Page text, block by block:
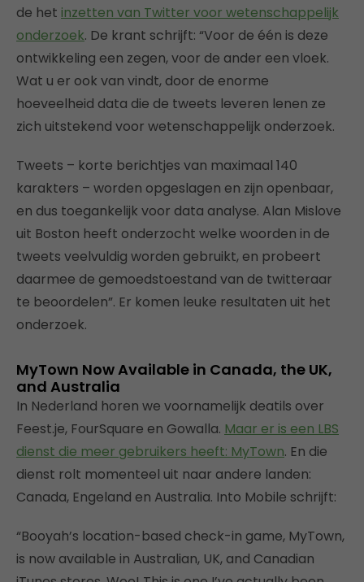
de het inzetten van Twitter voor wetenschappelijk
onderzoek. De krant schrijft: “Voor de één is deze
ontwikkeling een zegen, voor de ander een vloek.
Wat u er ook van vindt, door de enorme
hoeveelheid data die de tweets leveren lenen ze
zich uitstekend voor wetenschappelijk onderzoek.
Tweets – korte berichtjes van maximaal 140
karakters – worden opgeslagen en zijn openbaar,
en dus toegankelijk voor data analyse. Alan Mislove
uit Boston heeft onderzocht welke woorden in de
tweets veelvuldig worden gebruikt, en probeert
daarmee de gemoedstoestand van de twitteraar
te beoordelen”. Er komen leuke resultaten uit het
onderzoek.
MyTown Now Available in Canada, the UK,
and Australia
In Nederland horen we voornamelijk deatils over
Feest.je, FourSquare en Gowalla. Maar er is een LBS
dienst die meer gebruikers heeft: MyTown. En die
dienst rolt momenteel uit naar andere landen:
Canada, Engeland en Australia. Into Mobile schrijft:
“Booyah’s location-based check-in game, MyTown,
is now available in Australian, UK, and Canadian